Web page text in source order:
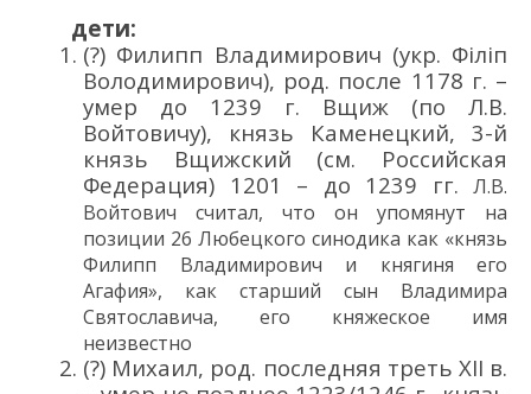
дети:
(?) Филипп Владимирович (укр. Філіп
Володимирович), род. после 1178 г. –
умер до 1239 г. Вщиж (по Л.В.
Войтовичу), князь Каменецкий, 3-й
князь Вщижский (см. Российская
Федерация) 1201 – до 1239 гг. Л.В.
Войтович считал, что он упомянут на
позиции 26 Любецкого синодика как «князь
Филипп Владимирович и княгиня его
Агафия», как старший сын Владимира
Святославича, его княжеское имя
неизвестно
(?) Михаил, род. последняя треть XII в.